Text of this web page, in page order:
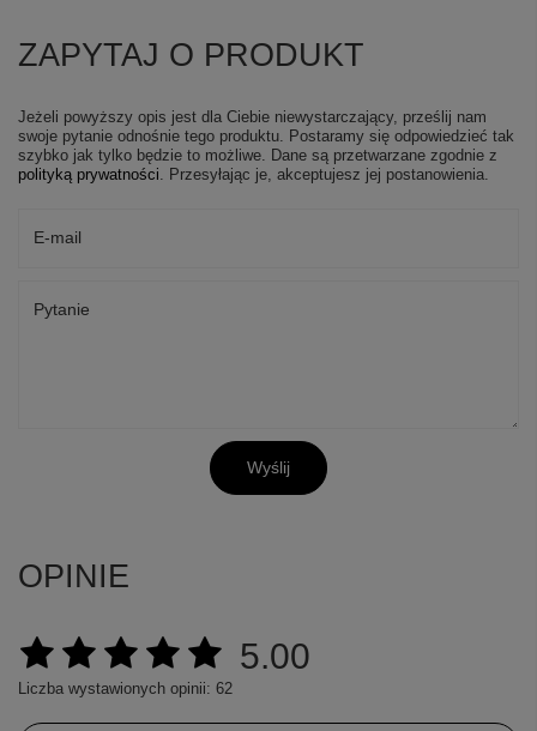
ZAPYTAJ O PRODUKT
Jeżeli powyższy opis jest dla Ciebie niewystarczający, prześlij nam
swoje pytanie odnośnie tego produktu. Postaramy się odpowiedzieć tak
szybko jak tylko będzie to możliwe. Dane są przetwarzane zgodnie z
polityką prywatności . Przesyłając je, akceptujesz jej postanowienia.
E-mail
Pytanie
Wyślij
OPINIE
5.00
Liczba wystawionych opinii: 62